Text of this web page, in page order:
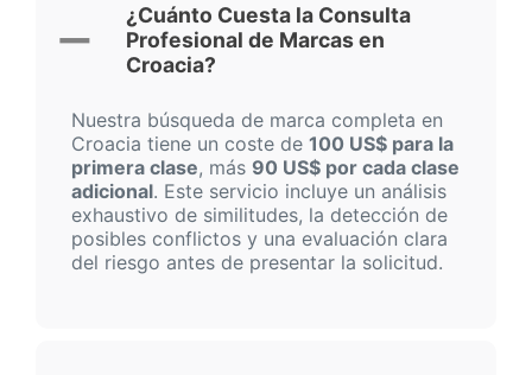
¿Cuánto Cuesta la Consulta
Profesional de Marcas en
Croacia?
Nuestra búsqueda de marca completa en
Croacia tiene un coste de 100 US$ para la
primera clase, más 90 US$ por cada clase
adicional. Este servicio incluye un análisis
exhaustivo de similitudes, la detección de
posibles conflictos y una evaluación clara
del riesgo antes de presentar la solicitud.